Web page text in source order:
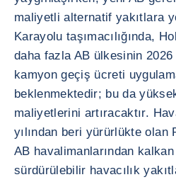
maliyetli alternatif yakıtlara
Karayolu taşımacılığında,
daha fazla AB ülkesinin 2026
kamyon geçiş ücreti
beklenmektedir; bu da
maliyetlerini artıracaktır.
yılından beri yürürlükte olan
AB havalimanlarından
sürdürülebilir havacılık